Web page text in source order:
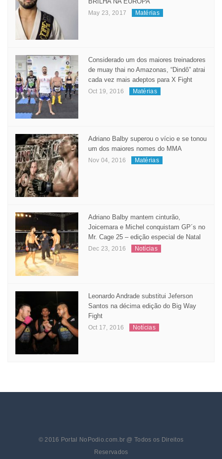
May 23, 2017 Matérias
Considerado um dos maiores treinadores
de muay thai no Amazonas, “Dindô” atrai
cada vez mais adeptos para X Fight
Oct 19, 2016 Matérias
Adriano Balby superou o vício e se tonou
um dos maiores nomes do MMA
Nov 04, 2016 Matérias
Adriano Balby mantem cinturão,
Joicemara e Michel conquistam GP´s no
Mr. Cage 25 – edição especial de Natal
Dec 23, 2016 Notícias
Leonardo Andrade substitui Jeferson
Santos na décima edição do Big Way
Fight
Oct 17, 2016 Notícias
© 2016 Portal NoPodio.com.br @ Todos os Direitos
Reservados